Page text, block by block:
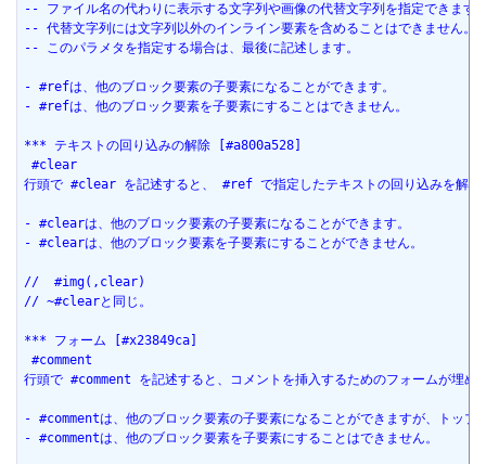
-- ファイル名の代わりに表示する文字列や画像の代替文字列を指定できます
-- 代替文字列には文字列以外のインライン要素を含めることはできません。
-- このパラメタを指定する場合は、最後に記述します。
- #refは、他のブロック要素の子要素になることができます。
- #refは、他のブロック要素を子要素にすることはできません。
*** テキストの回り込みの解除 [#a800a528]
#clear
行頭で #clear を記述すると、 #ref で指定したテキストの回り込みを解除
- #clearは、他のブロック要素の子要素になることができます。
- #clearは、他のブロック要素を子要素にすることができません。
//  #img(,clear)
// ~#clearと同じ。
*** フォーム [#x23849ca]
#comment
行頭で #comment を記述すると、コメントを挿入するためのフォームが埋め
- #commentは、他のブロック要素の子要素になることができますが、トッ
- #commentは、他のブロック要素を子要素にすることはできません。